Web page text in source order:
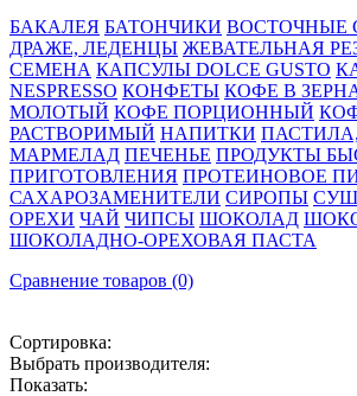
БАКАЛЕЯ БАТОНЧИКИ ВОСТОЧНЫЕ
ДРАЖЕ, ЛЕДЕНЦЫ ЖЕВАТЕЛЬНАЯ
СЕМЕНА КАПСУЛЫ DOLCE GUSTO
NESPRESSO КОНФЕТЫ КОФЕ В
МОЛОТЫЙ КОФЕ ПОРЦИОННЫЙ
РАСТВОРИМЫЙ НАПИТКИ
МАРМЕЛАД ПЕЧЕНЬЕ ПРОДУКТЫ
ПРИГОТОВЛЕНИЯ ПРОТЕИНОВОЕ
САХАРОЗАМЕНИТЕЛИ СИРОПЫ
ОРЕХИ ЧАЙ ЧИПСЫ ШОКОЛАД
ШОКОЛАДНО-ОРЕХОВАЯ ПАСТА
Сравнение товаров (0)
Сортировка:
Выбрать производителя:
Показать: